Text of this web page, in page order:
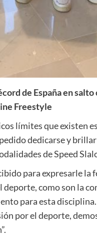
de España en salto
Freestyle
límites que existen
dedicarse y
de Speed
para expresarle
deporte, como son la
para esta
por el deporte,